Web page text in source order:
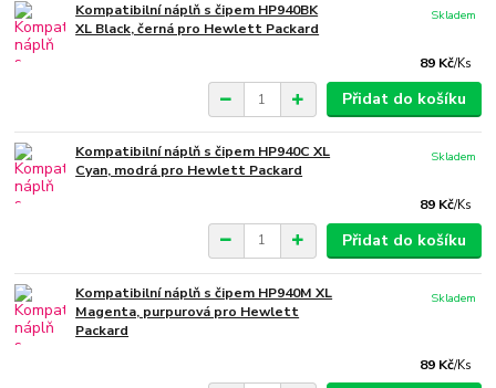
Kompatibilní náplň s čipem HP940BK
XL Black, černá pro Hewlett Packard
89 Kč/Ks
Skladem
Přidat do košíku
Kompatibilní náplň s čipem HP940C XL
Cyan, modrá pro Hewlett Packard
89 Kč/Ks
Skladem
Přidat do košíku
Kompatibilní náplň s čipem HP940M XL
Magenta, purpurová pro Hewlett
Packard
89 Kč/Ks
Skladem